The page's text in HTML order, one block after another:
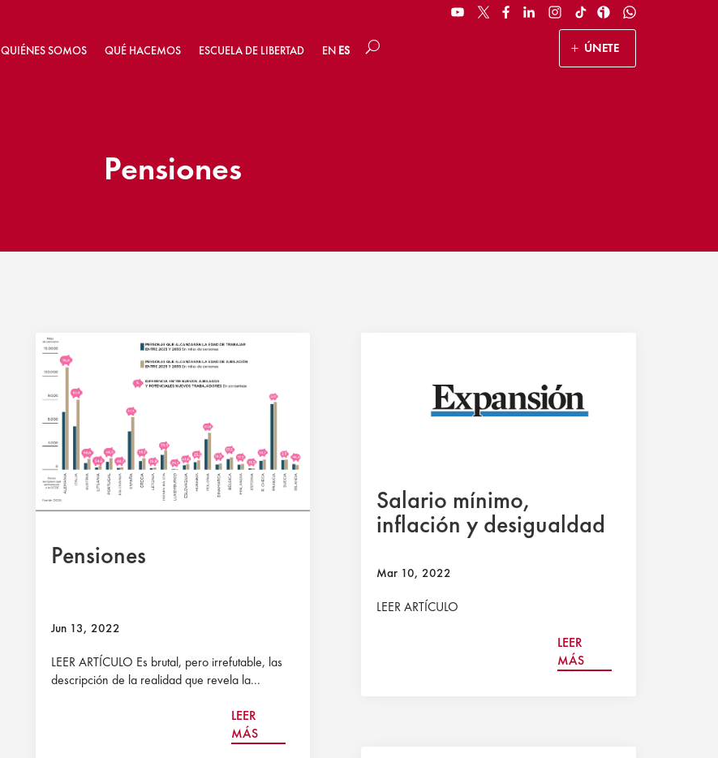
QUIÉNES SOMOS QUÉ HACEMOS ESCUELA DE LIBERTAD EN ES ÚNETE
Pensiones
Pensiones
Jun 13, 2022
LEER ARTÍCULO Es brutal, pero irrefutable, las
descripción de la realidad que revela la...
LEER
MÁS
Salario mínimo,
inflación y desigualdad
Mar 10, 2022
LEER ARTÍCULO
LEER
MÁS